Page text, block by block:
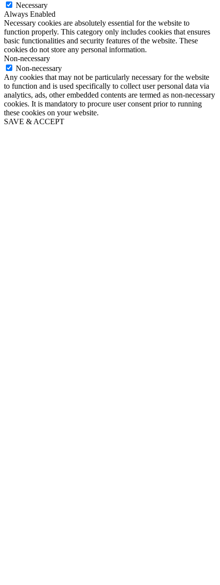
Necessary
Always Enabled
Necessary cookies are absolutely essential for the website to
function properly. This category only includes cookies that ensures
basic functionalities and security features of the website. These
cookies do not store any personal information.
Non-necessary
Non-necessary
Any cookies that may not be particularly necessary for the website
to function and is used specifically to collect user personal data via
analytics, ads, other embedded contents are termed as non-necessary
cookies. It is mandatory to procure user consent prior to running
these cookies on your website.
SAVE & ACCEPT